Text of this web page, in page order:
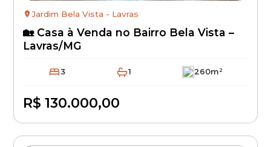
Jardim Bela Vista - Lavras
🏡 Casa à Venda no Bairro Bela Vista –
Lavras/MG
3 1 260m²
R$ 130.000,00